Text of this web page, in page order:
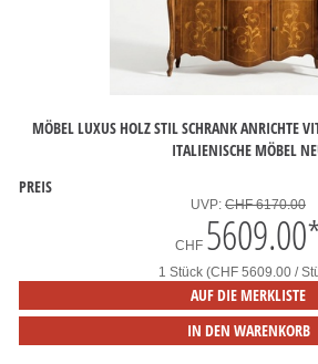
MÖBEL LUXUS HOLZ STIL SCHRANK ANRICHTE
ITALIENISCHE MÖBEL
PREIS
UVP: CHF 6170.00
CHF 5609.00
1 Stück (CHF 5609.00 /
AUF DIE MERKLISTE
IN DEN WARENKORB